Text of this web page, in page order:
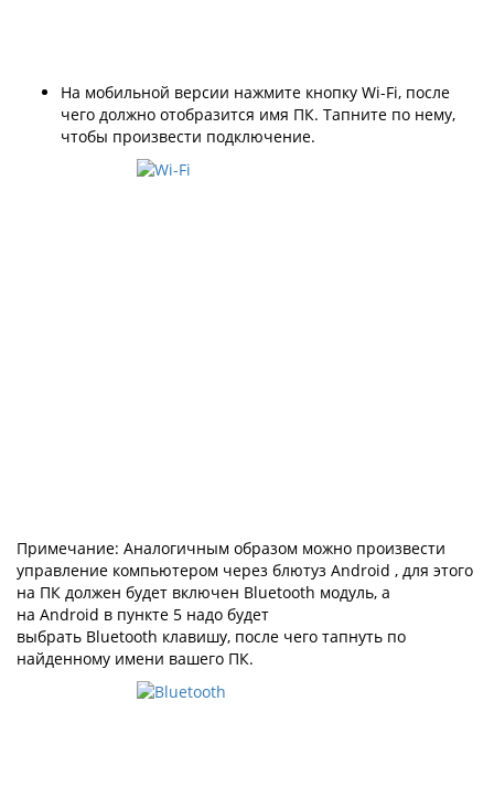
На мобильной версии нажмите кнопку Wi-Fi, после
чего должно отобразится имя ПК. Тапните по нему,
чтобы произвести подключение.
Примечание: Аналогичным образом можно произвести
управление компьютером через блютуз Android , для этого
на ПК должен будет включен Bluetooth модуль, а
на Android в пункте 5 надо будет
выбрать Bluetooth клавишу, после чего тапнуть по
найденному имени вашего ПК.